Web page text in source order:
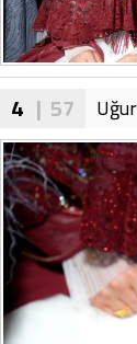
4 | 57